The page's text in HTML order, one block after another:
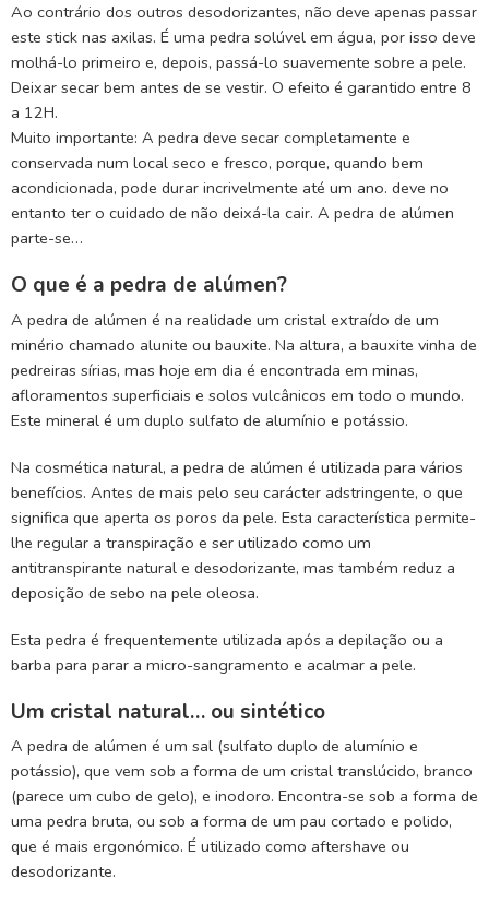
Ao contrário dos outros desodorizantes, não deve apenas passar
este stick nas axilas. É uma pedra solúvel em água, por isso deve
molhá-lo primeiro e, depois, passá-lo suavemente sobre a pele.
Deixar secar bem antes de se vestir. O efeito é garantido entre 8
a 12H.
Muito importante: A pedra deve secar completamente e
conservada num local seco e fresco, porque, quando bem
acondicionada, pode durar incrivelmente até um ano. deve no
entanto ter o cuidado de não deixá-la cair. A pedra de alúmen
parte-se…
O que é a pedra de alúmen?
A pedra de alúmen é na realidade um cristal extraído de um
minério chamado alunite ou bauxite. Na altura, a bauxite vinha de
pedreiras sírias, mas hoje em dia é encontrada em minas,
afloramentos superficiais e solos vulcânicos em todo o mundo.
Este mineral é um duplo sulfato de alumínio e potássio.
Na cosmética natural, a pedra de alúmen é utilizada para vários
benefícios. Antes de mais pelo seu carácter adstringente, o que
significa que aperta os poros da pele. Esta característica permite-
lhe regular a transpiração e ser utilizado como um
antitranspirante natural e desodorizante, mas também reduz a
deposição de sebo na pele oleosa.
Esta pedra é frequentemente utilizada após a depilação ou a
barba para parar a micro-sangramento e acalmar a pele.
Um cristal natural… ou sintético
A pedra de alúmen é um sal (sulfato duplo de alumínio e
potássio), que vem sob a forma de um cristal translúcido, branco
(parece um cubo de gelo), e inodoro. Encontra-se sob a forma de
uma pedra bruta, ou sob a forma de um pau cortado e polido,
que é mais ergonómico. É utilizado como aftershave ou
desodorizante.